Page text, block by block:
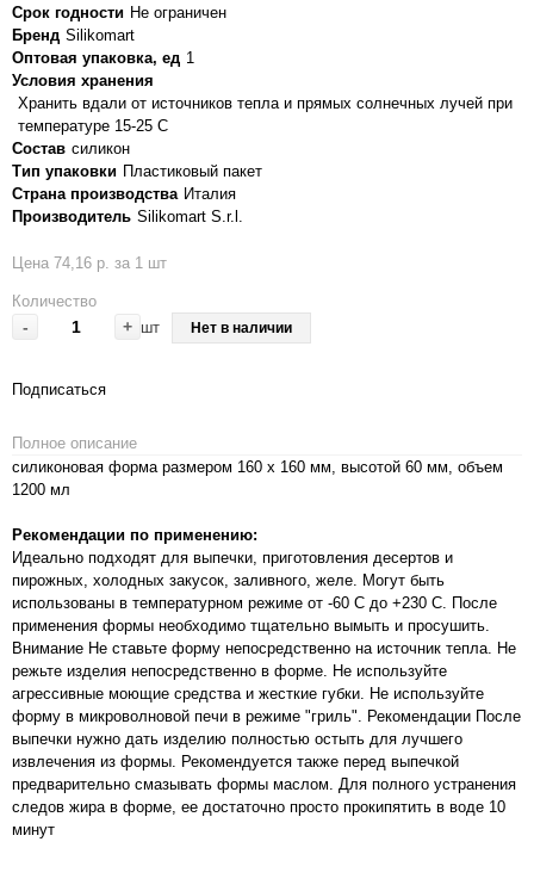
Срок годности Не ограничен
Бренд Silikomart
Оптовая упаковка, ед 1
Условия хранения
Хранить вдали от источников тепла и прямых солнечных лучей при
температуре 15-25 С
Состав силикон
Тип упаковки Пластиковый пакет
Страна производства Италия
Производитель Silikomart S.r.l.
Цена 74,16 р. за 1 шт
Количество
- + шт Нет в наличии
Подписаться
Полное описание
силиконовая форма размером 160 х 160 мм, высотой 60 мм, объем
1200 мл
Рекомендации по применению:
Идеально подходят для выпечки, приготовления десертов и
пирожных, холодных закусок, заливного, желе. Могут быть
использованы в температурном режиме от -60 С до +230 С. После
применения формы необходимо тщательно вымыть и просушить.
Внимание Не ставьте форму непосредственно на источник тепла. Не
режьте изделия непосредственно в форме. Не используйте
агрессивные моющие средства и жесткие губки. Не используйте
форму в микроволновой печи в режиме "гриль". Рекомендации После
выпечки нужно дать изделию полностью остыть для лучшего
извлечения из формы. Рекомендуется также перед выпечкой
предварительно смазывать формы маслом. Для полного устранения
следов жира в форме, ее достаточно просто прокипятить в воде 10
минут